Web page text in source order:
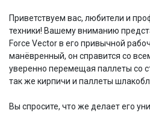
Приветствуем вас, любители и
техники! Вашему вниманию
Force Vector в его привычной
манёвренный, он справится со
уверенно перемещая паллеты со
так же кирпичи и паллеты
Вы спросите, что же делает его